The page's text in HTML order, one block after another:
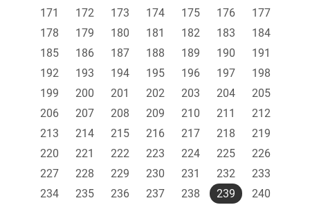
171
172 173 174 175 176
177
178
179 180 181 182 183
184
185
186 187 188 189 190
191
192
193 194 195 196 197
198
199
200 201 202 203 204
205
206
207 208 209 210 211
212
213
214 215 216 217 218
219
220
221 222 223 224 225
226
227
228 229 230 231 232
233
234
235 236 237 238 239
240